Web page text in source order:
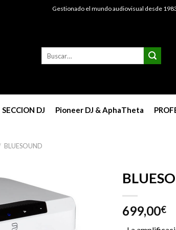
Gestionado el mundo audiovisual desde
SECCION DJ Pioneer DJ & AphaTheta
BLUESOUND
699,00€